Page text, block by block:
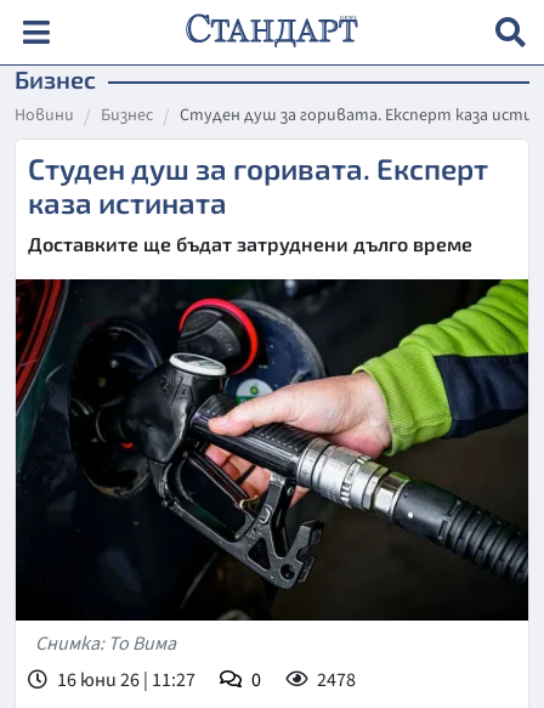
Бизнес
Новини Бизнес Студен душ за горивата. Експерт каза
Студен душ за горивата. Експерт
каза истината
Доставките ще бъдат затруднени дълго време
Снимка: То Вима
16 юни 26 | 11:27
0 2478